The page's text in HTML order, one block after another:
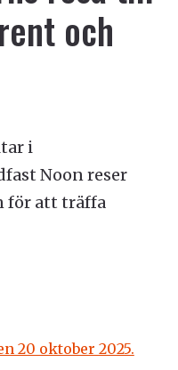
och
i
Noon reser
för att träffa
20 oktober 2025.